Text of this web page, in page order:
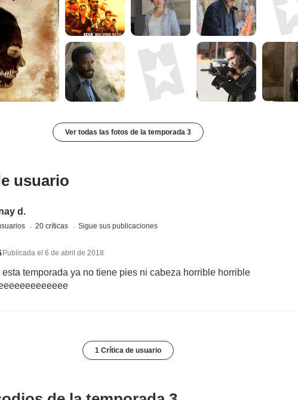
Ver todas las fotos de la temporada 3
usuario
d.
20 críticas Sigue sus publicaciones
Publicada el 6 de abril de 2018
temporada ya no tiene pies ni cabeza horrible horrible
1 Crítica de usuario